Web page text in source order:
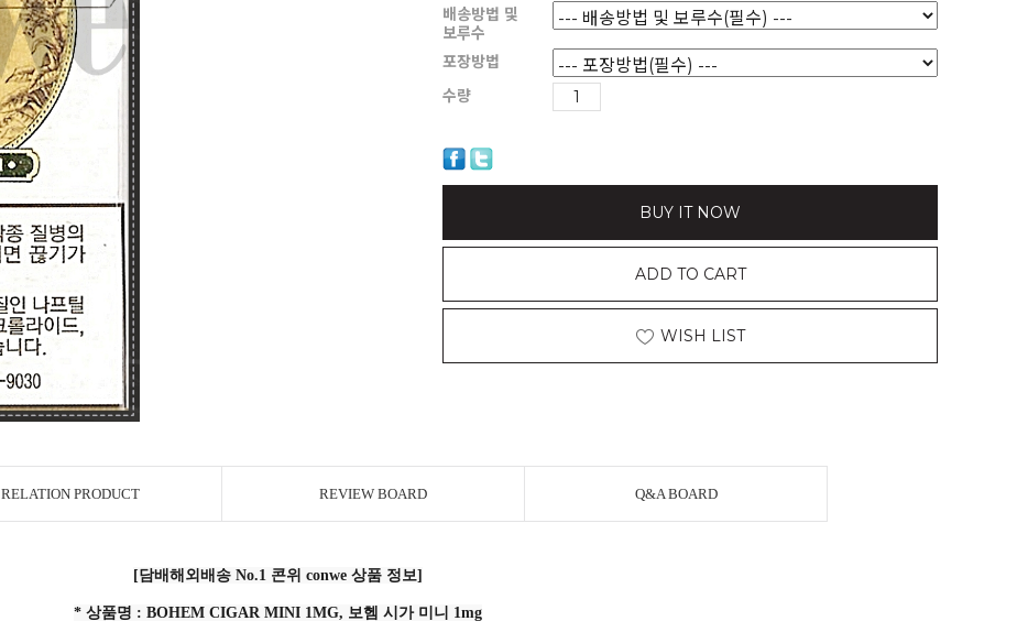
배송방법 및
보루수
포장방법
수량
BUY IT NOW
ADD TO CART
WISH LIST
RELATION PRODUCT REVIEW BOARD Q&A BOARD
[담배해외배송 No.1 콘위 conwe 상품 정보]
* 상품명 : BOHEM CIGAR MINI 1MG, 보헴 시가 미니 1mg